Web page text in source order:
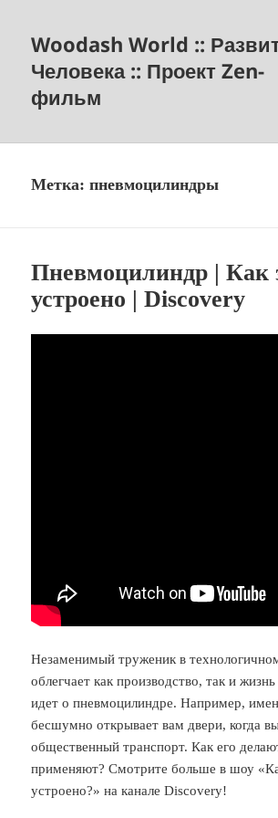
Woodash World ::
Человека :: Проект Zen-
фильм
Метка:пневмоцилиндры
Пневмоцилиндр | Как
устроено | Discovery
Незаменимый труженик в
облегчает как производство, так и
идет о пневмоцилиндре. Например,
бесшумно открывает вам двери, когда
общественный транспорт. Как его
применяют? Смотрите больше в шоу
устроено?» на канале Discovery!